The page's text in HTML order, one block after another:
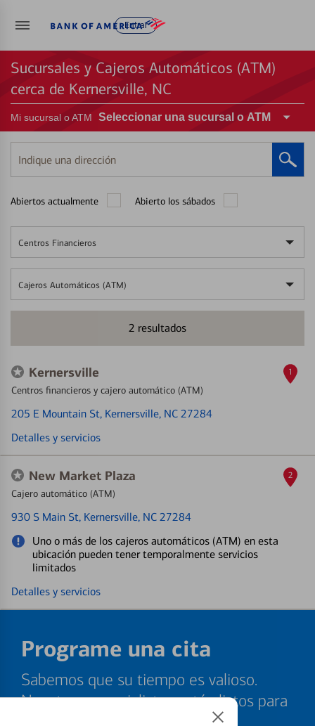
Entrar
Sucursales y Cajeros Automáticos (ATM)
cerca de Kernersville, NC
Mi sucursal o ATM Seleccionar una sucursal o ATM
Indique
una
Abiertos actualmente Abierto los sábados
Centros Financieros
Cajeros Automáticos (ATM)
2 resultados
Kernersville
Centros financieros y cajero automático (ATM)
205 E Mountain St, Kernersville, NC 27284
Detalles y servicios
1
New Market Plaza
Cajero automático (ATM)
930 S Main St, Kernersville, NC 27284
Uno o más de los cajeros automáticos (ATM) en esta
ubicación pueden tener temporalmente servicios
limitados
Detalles y servicios
2
Programe una cita
Sabemos que su tiempo es valioso.
Nuestros especialistas están listos para